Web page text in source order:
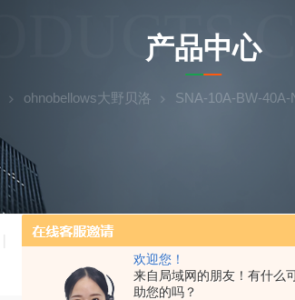
欢迎您！
来自局域网的朋友！有什么
助您的吗？
技术文章
产品中心
ohnobellows大野贝洛 SNA-10A-BW-